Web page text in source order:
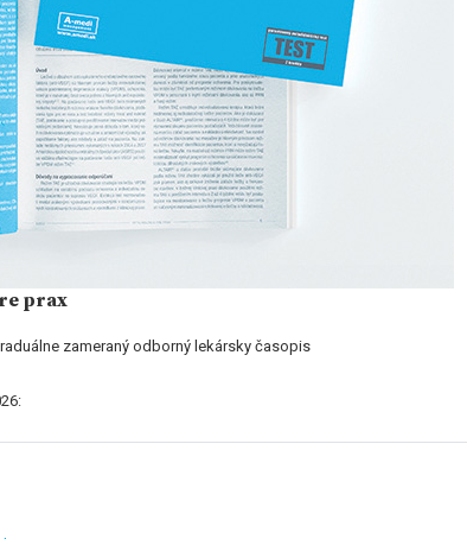
prax
zameraný odborný lekársky časopis